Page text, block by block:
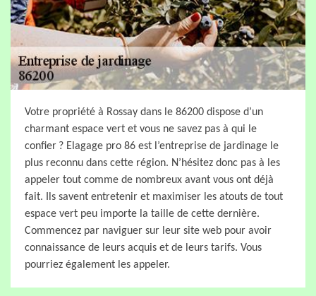
Votre propriété à Rossay dans le 86200 dispose d’un
charmant espace vert et vous ne savez pas à qui le
confier ? Elagage pro 86 est l’entreprise de jardinage le
plus reconnu dans cette région. N’hésitez donc pas à les
appeler tout comme de nombreux avant vous ont déjà
fait. Ils savent entretenir et maximiser les atouts de tout
espace vert peu importe la taille de cette dernière.
Commencez par naviguer sur leur site web pour avoir
connaissance de leurs acquis et de leurs tarifs. Vous
pourriez également les appeler.